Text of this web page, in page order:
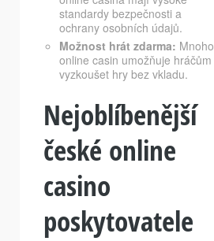
standardy bezpečnosti a
ochrany osobních údajů.
Možnost hrát zdarma: Mnoho
online casin umožňuje hráčům
vyzkoušet hry bez vkladu.
Nejoblíbenější
české online
casino
poskytovatele